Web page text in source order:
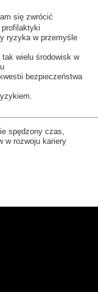
się zwrócić
ryzyka w przemyśle
wielu środowisk w
bezpieczeństwa
spędzony czas,
w rozwoju kariery